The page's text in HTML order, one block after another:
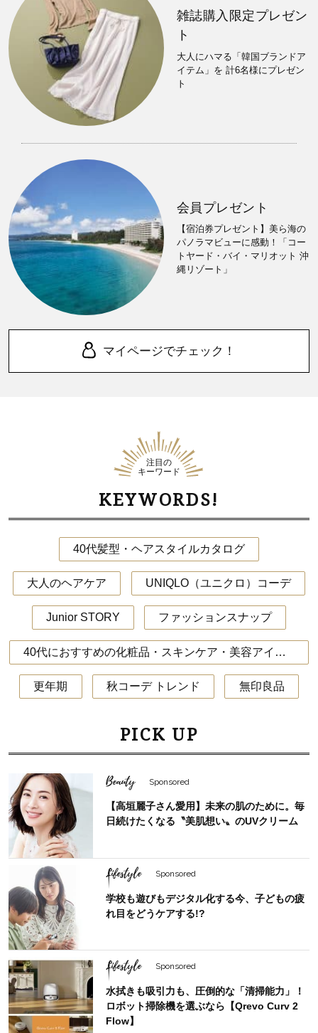
雑誌購入限定プレゼン
ト
大人にハマる「韓国ブランドア
イテム」を 計6名様にプレゼン
ト
会員プレゼント
【宿泊券プレゼント】美ら海の
パノラマビューに感動！「コー
トヤード・バイ・マリオット 沖
縄リゾート」
マイページでチェック！
注目の
キーワード
KEYWORDS!
40代髪型・ヘアスタイルカタログ
大人のヘアケア UNIQLO（ユニクロ）コーデ
Junior STORY ファッションスナップ
40代におすすめの化粧品・スキンケア・美容アイテム
更年期 秋コーデ トレンド 無印良品
PICK UP
Beauty Sponsored
【高垣麗子さん愛用】未来の肌のために。毎
日続けたくなる〝美肌想い〟のUVクリーム
Lifestyle Sponsored
学校も遊びもデジタル化する今、子どもの疲
れ目をどうケアする!?
Lifestyle Sponsored
水拭きも吸引力も、圧倒的な「清掃能力」！
ロボット掃除機を選ぶなら【Qrevo Curv 2
Flow】